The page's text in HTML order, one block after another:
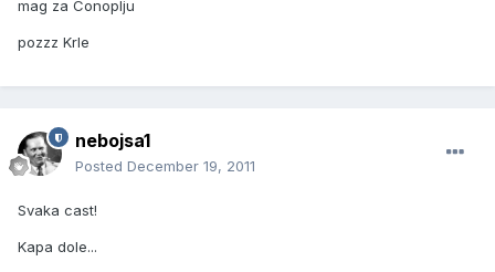
mag za Conoplju
pozzz Krle
nebojsa1
Posted December 19, 2011
Svaka cast!
Kapa dole...